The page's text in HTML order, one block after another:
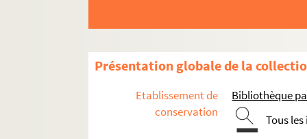
Présentation globale de la
Etablissement de
conservation
Bibliothèque
Tous
Ms 316. Louis Cappatti. Le Docteur Alexandre
MS 318 - Ms 319. Louis Cappatti. Nice et la
Ms 320 - Ms 321. Louis Cappatti. La Guerre